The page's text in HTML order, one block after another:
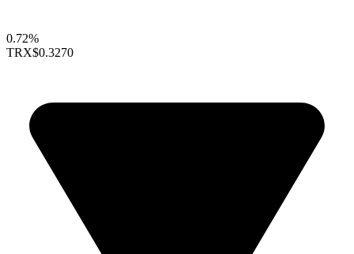
0.72%
TRX$0.3270